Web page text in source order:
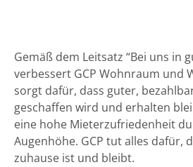
Gemäß dem Leitsatz “Bei uns in
verbessert GCP Wohnraum und
sorgt dafür, dass guter,
geschaffen wird und erhalten
eine hohe Mieterzufriedenheit
Augenhöhe. GCP tut alles dafür,
zuhause ist und bleibt.